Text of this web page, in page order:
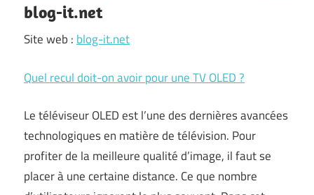
blog-it.net
Site web : blog-it.net
Quel recul doit-on avoir pour une TV OLED ?
Le téléviseur OLED est l’une des dernières avancées
technologiques en matière de télévision. Pour
profiter de la meilleure qualité d’image, il faut se
placer à une certaine distance. Ce que nombre